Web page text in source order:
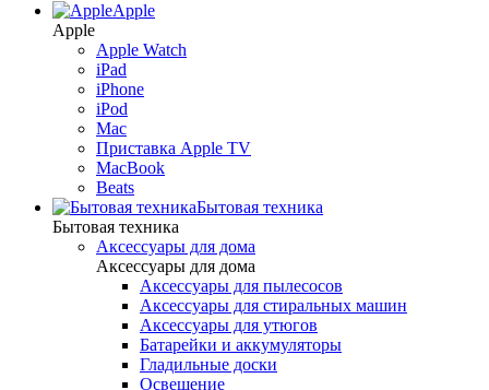
Apple
Apple
Apple Watch
iPad
iPhone
iPod
Mac
Приставка Apple TV
MacBook
Beats
Бытовая техника
Бытовая техника
Аксессуары для дома
Аксессуары для дома
Аксессуары для пылесосов
Аксессуары для стиральных машин
Аксессуары для утюгов
Батарейки и аккумуляторы
Гладильные доски
Освещение